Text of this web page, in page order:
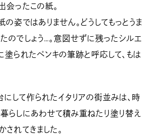
会ったこの紙。
の姿ではありません。どうしてもっとうま
のでしょう…。意図せずに残ったシルエ
塗られたペンキの筆跡と呼応して、もは
して作られたイタリアの街並みは、時
らしにあわせて積み重ねたり塗り替え
されてきました。